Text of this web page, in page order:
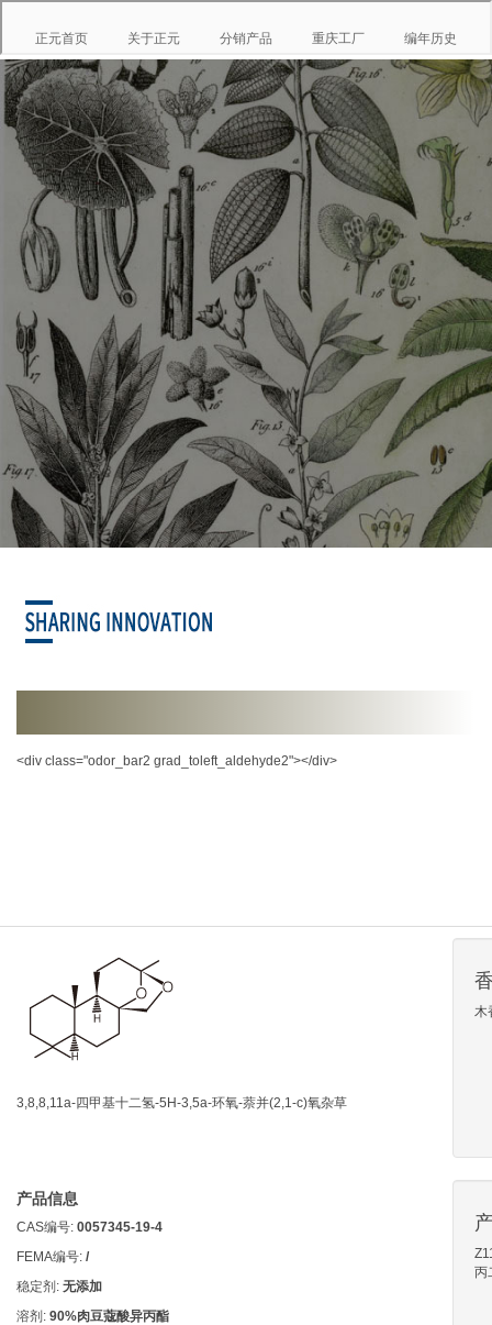
<div class="odor_bar2 grad_toleft_aldehyde2"></div>
3,8,8,11a-四甲基十二氢-5H-3,5a-环氧-萘并(2,1-c)氧杂草
产品信息
CAS编号: 0057345-19-4
FEMA编号: /
稳定剂: 无添加
溶剂: 90%肉豆蔻酸异丙酯
木
丙